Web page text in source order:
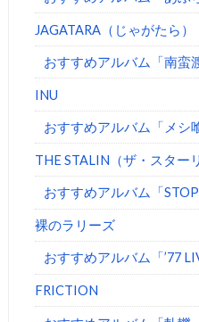
JAGATARA（じゃがたら）
おすすめアルバム「南蛮
INU
おすすめアルバム「メシ
THE STALIN（ザ・スター
おすすめアルバム「STOP
裸のラリーズ
おすすめアルバム「’77
FRICTION